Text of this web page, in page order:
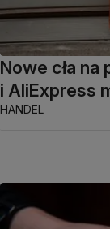
Nowe cła na
i AliExpress
HANDEL